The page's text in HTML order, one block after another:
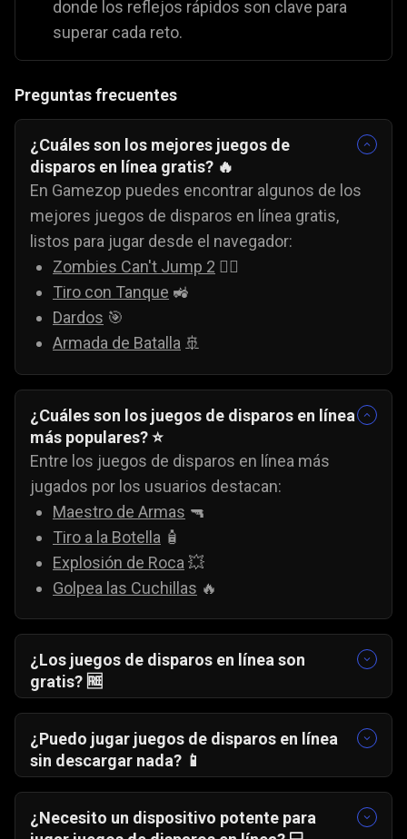
donde los reflejos rápidos son clave para
superar cada reto.
Preguntas frecuentes
¿Cuáles son los mejores juegos de
disparos en línea gratis? 🔥
En Gamezop puedes encontrar algunos de los
mejores juegos de disparos en línea gratis,
listos para jugar desde el navegador:
Zombies Can't Jump 2 🧟‍♂️
Tiro con Tanque 🚜
Dardos 🎯
Armada de Batalla 🚢
¿Cuáles son los juegos de disparos en línea
más populares? ⭐
Entre los juegos de disparos en línea más
jugados por los usuarios destacan:
Maestro de Armas 🔫
Tiro a la Botella 🧴
Explosión de Roca 💥
Golpea las Cuchillas 🔥
¿Los juegos de disparos en línea son
gratis? 🆓
Sí. Todos los juegos de disparos en línea
disponibles en Gamezop son completamente
gratuitos, sin pagos ocultos.
¿Puedo jugar juegos de disparos en línea
sin descargar nada? 📱
gratis directamente desde el navegador, sin
descargas ni instalaciones.
¿Necesito un dispositivo potente para